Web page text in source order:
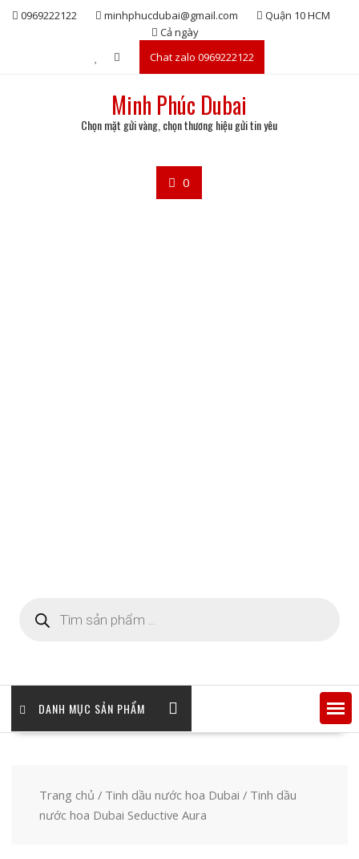
Skip0969222122 minhphucdubai@gmail.com
Quận 10 HCM
Cả ngày
Chat zalo 0969222122
Minh Phúc Dubai
Chọn mặt gửi vàng, chọn thương hiệu gửi tin yêu
0
kiếm
sản
DANH MỤC SẢN PHẨM
Trang chủ / Tinh dầu nước hoa Dubai / Tinh dầu
nước hoa Dubai Seductive Aura